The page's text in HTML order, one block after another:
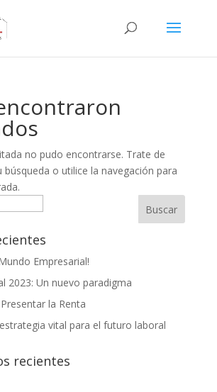
no pudo encontrarse. Trate de
búsqueda o utilice la navegación para
Empresarial!
2023: Un nuevo paradigma
la Renta
vital para el futuro laboral
recientes